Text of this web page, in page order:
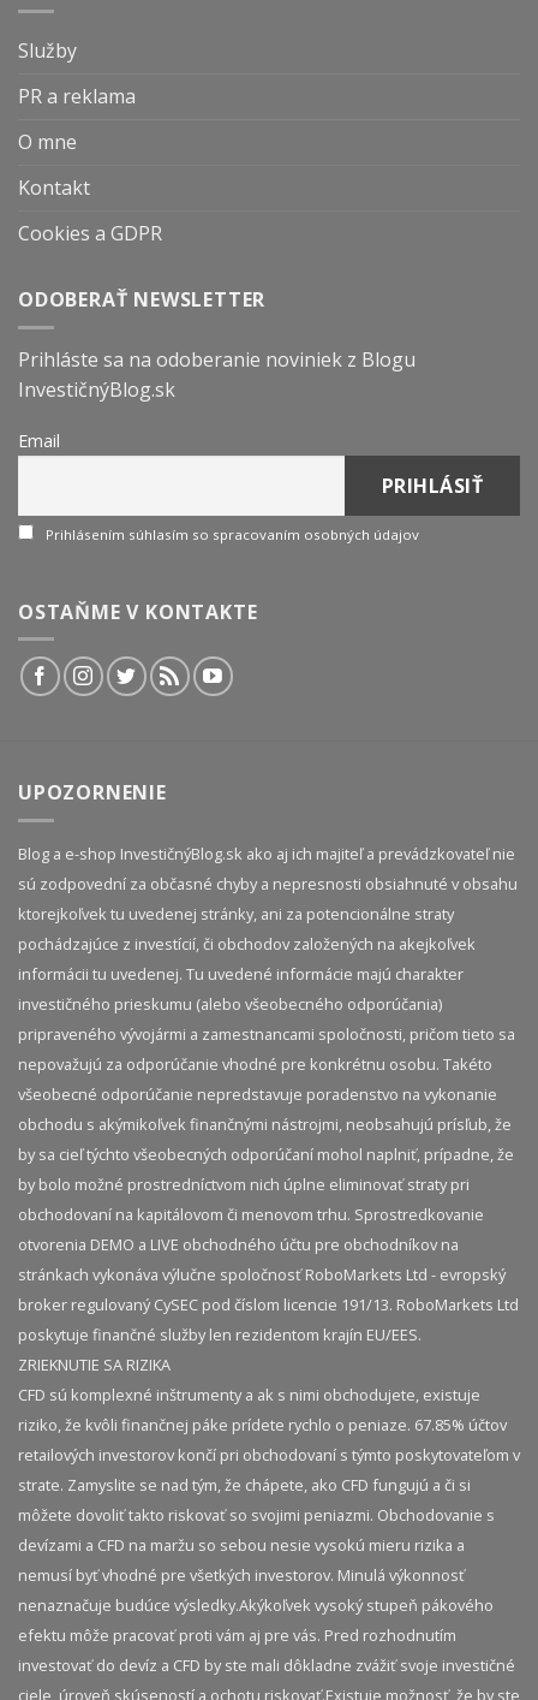
Služby
PR a reklama
O mne
Kontakt
Cookies a GDPR
ODOBERAŤ NEWSLETTER
Prihláste sa na odoberanie noviniek z Blogu
InvestičnýBlog.sk
Email
Prihlásením súhlasím so spracovaním osobných údajov
OSTAŇME V KONTAKTE
UPOZORNENIE
Blog a e-shop InvestičnýBlog.sk ako aj ich majiteľ a prevádzkovateľ nie
sú zodpovední za občasné chyby a nepresnosti obsiahnuté v obsahu
ktorejkoľvek tu uvedenej stránky, ani za potencionálne straty
pochádzajúce z investícií, či obchodov založených na akejkoľvek
informácii tu uvedenej. Tu uvedené informácie majú charakter
investičného prieskumu (alebo všeobecného odporúčania)
pripraveného vývojármi a zamestnancami spoločnosti, pričom tieto sa
nepovažujú za odporúčanie vhodné pre konkrétnu osobu. Takéto
všeobecné odporúčanie nepredstavuje poradenstvo na vykonanie
obchodu s akýmikoľvek finančnými nástrojmi, neobsahujú prísľub, že
by sa cieľ týchto všeobecných odporúčaní mohol naplniť, prípadne, že
by bolo možné prostredníctvom nich úplne eliminovať straty pri
obchodovaní na kapitálovom či menovom trhu. Sprostredkovanie
otvorenia DEMO a LIVE obchodného účtu pre obchodníkov na
stránkach vykonáva výlučne spoločnosť RoboMarkets Ltd - evropský
broker regulovaný CySEC pod číslom licencie 191/13. RoboMarkets Ltd
poskytuje finančné služby len rezidentom krajín EU/EES.
ZRIEKNUTIE SA RIZIKA
CFD sú komplexné inštrumenty a ak s nimi obchodujete, existuje
riziko, že kvôli finančnej páke prídete rychlo o peniaze. 67.85% účtov
retailových investorov končí pri obchodovaní s týmto poskytovateľom v
strate. Zamyslite se nad tým, že chápete, ako CFD fungujú a či si
môžete dovoliť takto riskovať so svojimi peniazmi. Obchodovanie s
devízami a CFD na maržu so sebou nesie vysokú mieru rizika a
nemusí byť vhodné pre všetkých investorov. Minulá výkonnosť
nenaznačuje budúce výsledky.​ Akýkoľvek vysoký stupeň pákového
efektu môže pracovať proti vám aj pre vás. Pred rozhodnutím
investovať do devíz a CFD by ste mali dôkladne zvážiť svoje investičné
ciele, úroveň skúseností a ochotu riskovať.​ Existuje možnosť, že by ste